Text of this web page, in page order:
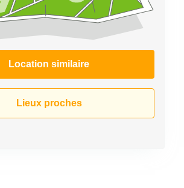
Location similaire
Lieux proches